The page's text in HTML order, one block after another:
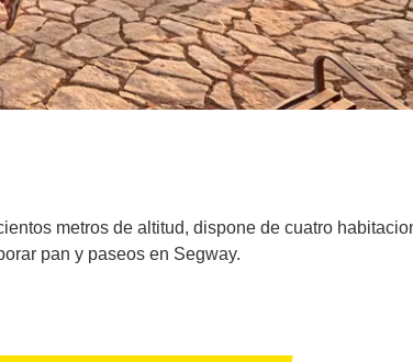
metros de altitud, dispone de cuatro
pan y paseos en Segway.